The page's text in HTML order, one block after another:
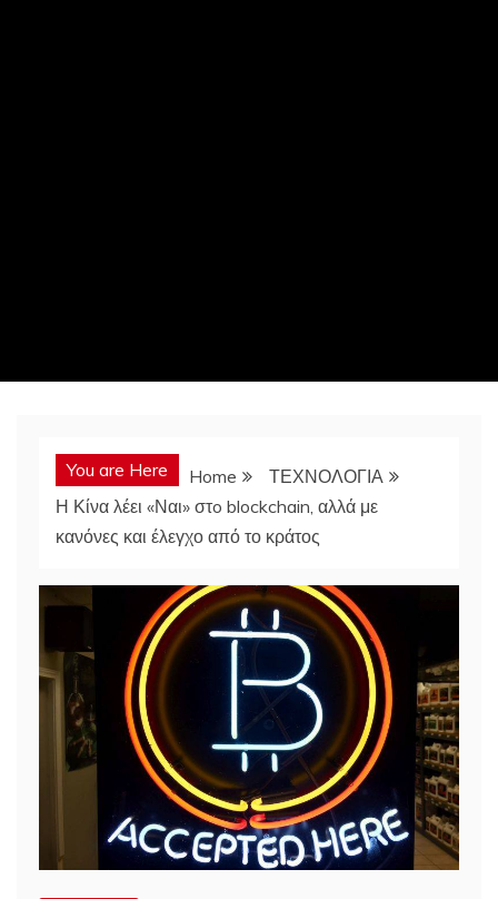
You are Here Home
ΤΕΧΝΟΛΟΓΙΑ
Η Κίνα λέει «Ναι» στo blockchain, αλλά με
κανόνες και έλεγχο από το κράτος